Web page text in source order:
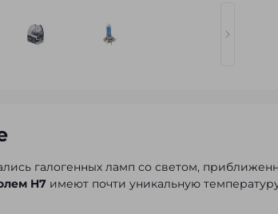
галогенных ламп со светом,
H7 имеют почти уникальную